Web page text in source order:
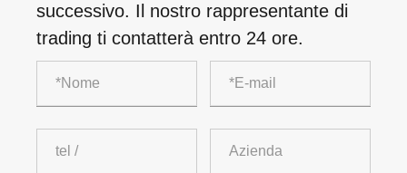
successivo. Il nostro rappresentante di
trading ti contatterà entro 24 ore.